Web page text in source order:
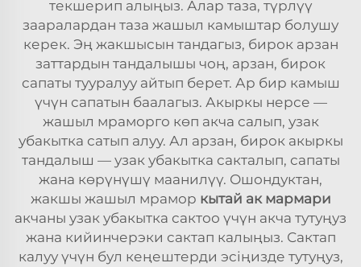
текшерип алыңыз. Алар таза, түрлүү
зааралардан таза жашыл камыштар болушу
керек. Эң жакшысын тандагыз, бирок арзан
заттардын тандалышы чоң, арзан, бирок
сапаты тууралуу айтып берет. Ар бир камыш
үчүн сапатын баалагыз. Акыркы нерсе —
жашыл мраморго көп акча салып, узак
убакытка сатып алуу. Ал арзан, бирок акыркы
тандалыш — узак убакытка сакталып, сапаты
жана көрүнүшү маанилүү. Ошондуктан,
жакшы жашыл мрамор кытай ак мармари
акчаны узак убакытка сактоо үчүн акча тутуңуз
жана кийинчерэки сактап калыңыз. Сактап
калуу үчүн бул кеңештерди эсіңизде тутуңуз,